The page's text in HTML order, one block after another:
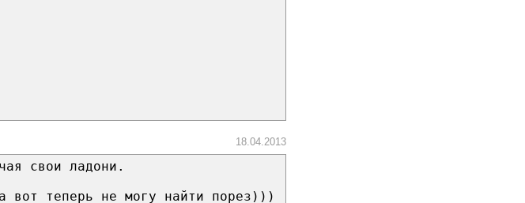
18.04.2013
свои ладони.
вот теперь не могу найти порез)))